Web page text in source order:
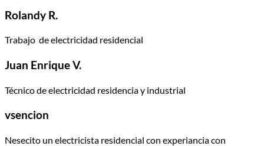
Rolandy R.
Trabajo de electricidad residencial
Juan Enrique V.
Técnico de electricidad residencia y industrial
vsencion
Nesecito un electricista residencial con experiancia con